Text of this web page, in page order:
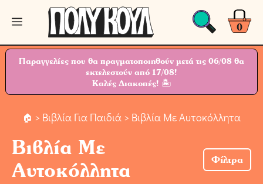
Μετάβαση
περιεχόμενο
0
Μενού
Παραγγελίες που θα πραγματοποιηθούν μετά τις 06/08 θα
εκτελεστούν από 17/08!
Καλές Διακοπές! 🏝
> Βιβλία Για Παιδιά > Βιβλία Με Αυτοκόλλητα
Βιβλία Με
Αυτοκόλλητα
Φίλτρα